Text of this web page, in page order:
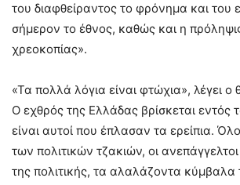
του διαφθείραντος το φρόνημα και του
σήμερον το έθνος, καθώς και η
χρεοκοπίας».
«Τα πολλά λόγια είναι φτώχια», λέγει
Ο εχθρός της Ελλάδας βρίσκεται εντός
είναι αυτοί που έπλασαν τα ερείπια.
των πολιτικών τζακιών, οι
της πολιτικής, τα αλαλάζοντα κύμβαλα